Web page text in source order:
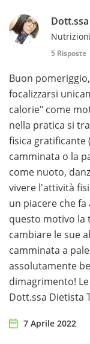
5 Risposte
Buon
focalizzarsi
calorie" come
nella pratica si
fisica gratificante
camminata o la
come nuoto,
vivere l'attività
un piacere che
questo motivo la
cambiare le sue
camminata a
assolutamente
dimagrimento!
Dott.ssa Dietista
7 Aprile 2022